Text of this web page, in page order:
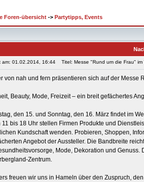
Foren-übersicht -> Partytipps, Events
am: 01.02.2014, 16:44 Titel: Messe "Rund um die Frau" im
von nah und fern präsentieren sich auf der Messe
Beauty, Mode, Freizeit – ein breit gefächertes
den 15. und Sonntag, den 16. März findet im
11 bis 18 Uhr stellen Firmen Produkte und
Kundschaft wenden. Probieren, Shoppen,
Angebot der Aussteller. Die Bandbreite
Mode, Dekoration und
Zentrum.
freuen wir uns in Hameln über den Zuspruch,